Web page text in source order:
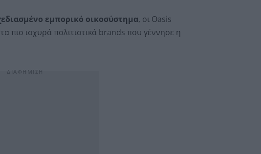
εμπορικό οικοσύστημα, οι Oasis
πιο ισχυρά πολιτιστικά brands που γέννησε η